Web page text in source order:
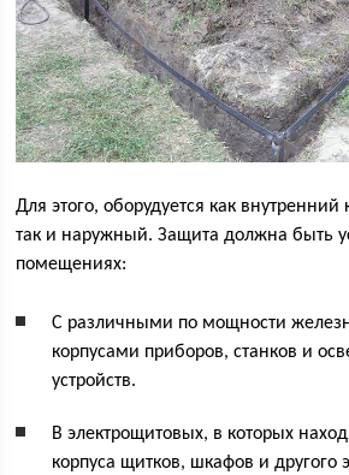
Для этого, оборудуется как внутренний
так и наружный. Защита должна быть
помещениях:
С различными по мощности
корпусами приборов, станков и
устройств.
В электрощитовых, в которых
корпуса щитков, шкафов и другого